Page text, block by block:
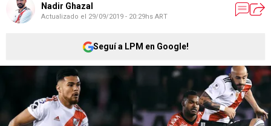
Nadir Ghazal
Actualizado el 29/09/2019 - 20:29hs ART
Seguí a LPM en Google!